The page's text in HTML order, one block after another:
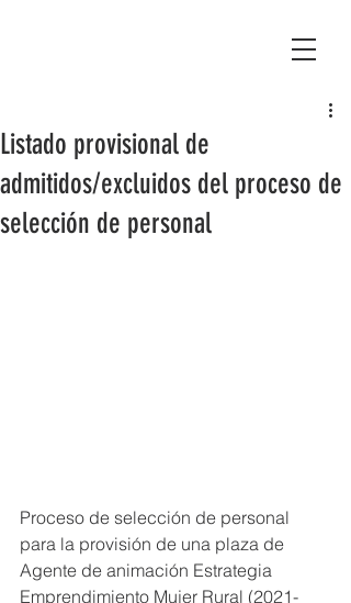
Listado provisional de
admitidos/excluidos del proceso de
selección de personal
Proceso de selección de personal
para la provisión de una plaza de
Agente de animación Estrategia
Emprendimiento Mujer Rural (2021-